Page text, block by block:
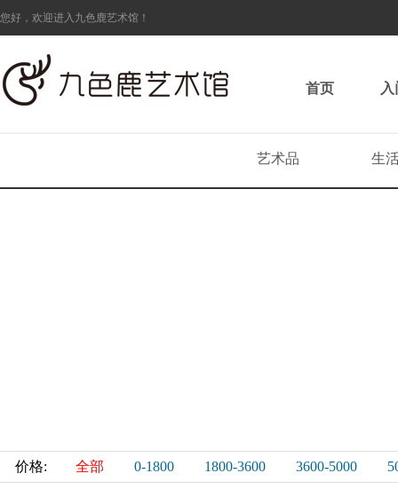
您好，欢迎进入九色鹿艺术馆！
首页
艺术品 生
价格: 全部 0-1800 1800-3600 3600-5000